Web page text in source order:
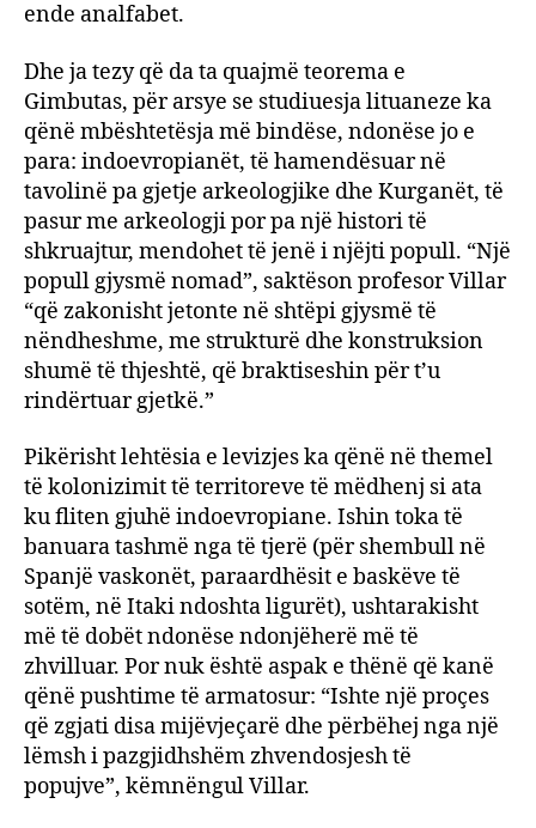
ende analfabet.
Dhe ja tezy që da ta quajmë teorema e
Gimbutas, për arsye se studiuesja lituaneze ka
qënë mbështetësja më bindëse, ndonëse jo e
para: indoevropianët, të hamendësuar në
tavolinë pa gjetje arkeologjike dhe Kurganët, të
pasur me arkeologji por pa një histori të
shkruajtur, mendohet të jenë i njëjti popull. “Një
popull gjysmë nomad”, saktëson profesor Villar
“që zakonisht jetonte në shtëpi gjysmë të
nëndheshme, me strukturë dhe konstruksion
shumë të thjeshtë, që braktiseshin për t’u
rindërtuar gjetkë.”
Pikërisht lehtësia e levizjes ka qënë në themel
të kolonizimit të territoreve të mëdhenj si ata
ku fliten gjuhë indoevropiane. Ishin toka të
banuara tashmë nga të tjerë (për shembull në
Spanjë vaskonët, paraardhësit e baskëve të
sotëm, në Itaki ndoshta ligurët), ushtarakisht
më të dobët ndonëse ndonjëherë më të
zhvilluar. Por nuk është aspak e thënë që kanë
qënë pushtime të armatosur: “Ishte një proçes
që zgjati disa mijëvjeçarë dhe përbëhej nga një
lëmsh i pazgjidhshëm zhvendosjesh të
popujve”, këmnëngul Villar.